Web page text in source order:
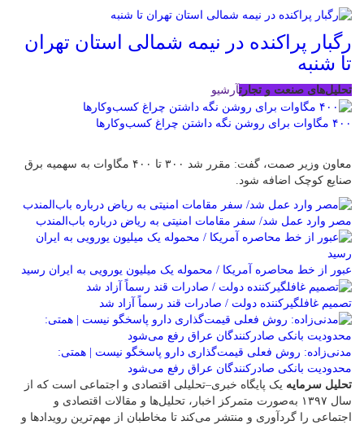
رگبار پراکنده در نیمه شمالی استان تهران
تا شنبه
تحلیل‌های صنعت و تجارتآرشیو
۴۰۰ مگاوات برای روشن نگه داشتن چراغ کسب‌وکار‌ها
معاون وزیر صمت، گفت: مقرر شد ۳۰۰ تا ۴۰۰ مگاوات به سهمیه برق
صنایع کوچک اضافه شود.
مصر وارد عمل شد/ سفر مقامات امنیتی به ریاض درباره باب‌المندب
عبور از خط محاصره آمریکا / محموله یک میلیون یورویی به ایران رسید
تصمیم غافلگیرکننده دولت / صادرات قند رسماً آزاد شد
مدنی‌زاده: روش فعلی قیمت‌گذاری دارو پاسخگو نیست | همتی:
محدودیت بانکی صادرکنندگان عراق رفع می‌شود
تحلیل سرمایه یک پایگاه خبری–تحلیلی اقتصادی و اجتماعی است که از
سال ۱۳۹۷ به‌صورت متمرکز اخبار، تحلیل‌ها و مقالات اقتصادی و
اجتماعی را گردآوری و منتشر می‌کند تا مخاطبان از مهم‌ترین رویدادها و